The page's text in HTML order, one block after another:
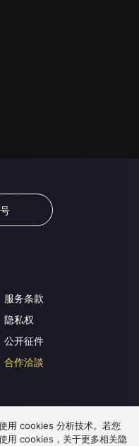
服务条款
隐私权
公开征件
合作洽談
用 cookies 分析技术。若您
用 cookies，关于更多相关隐